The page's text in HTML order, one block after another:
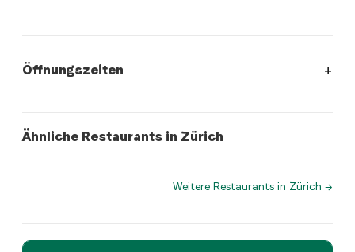
Öffnungszeiten
Ähnliche Restaurants in Zürich
french
La Soupière
italian
IL Gattopardo
Wo befindet sich Hummerbar?
Hummerbar bietet zurich und French restaurant an
Weitere Restaurants in Zürich →